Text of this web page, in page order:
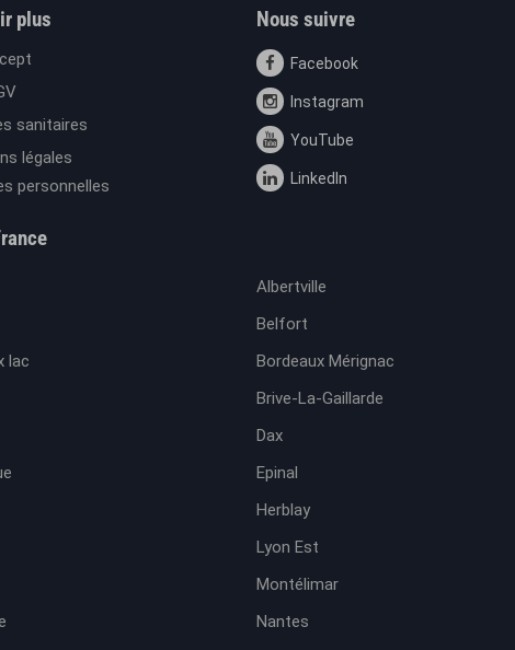
plus
sanitaires
légales
personnelles
Nous suivre
Facebook
Instagram
YouTube
LinkedIn
Albertville
Belfort
lac Bordeaux Mérignac
Brive-La-Gaillarde
Dax
Epinal
Herblay
Lyon Est
Montélimar
Nantes